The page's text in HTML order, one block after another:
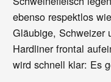
ebenso respektlos
Gläubige, Schweizer
Hardliner frontal
wird schnell klar: Es